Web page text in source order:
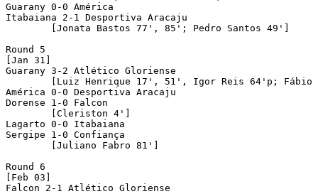
Guarany 0-0 América
Itabaiana 2-1 Desportiva Aracaju
Round 5
[Jan 31]
Guarany 3-2 Atlético Gloriense
América 0-0 Desportiva Aracaju
Dorense 1-0 Falcon
Lagarto 0-0 Itabaiana
Sergipe 1-0 Confiança
Round 6
[Feb 03]
Falcon 2-1 Atlético Gloriense